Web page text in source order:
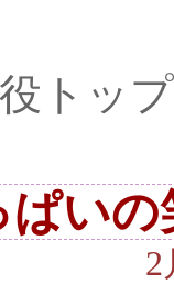
役ト
ぱい